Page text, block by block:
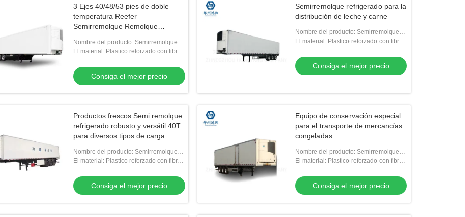
3 Ejes 40/48/53 pies de doble
temperatura Reefer
Semirremolque Remolque
Nombre del producto: Semirremolque
refrigerado
El material: Plastico reforzado con fibra
vidrio
Consiga el mejor precio
Semirremolque refrigerado para la
distribución de leche y carne
Nombre del producto: Semirremolque
refrigerado
El material: Plastico reforzado con fibra
vidrio
Consiga el mejor precio
Productos frescos Semi remolque
refrigerado robusto y versátil 40T
para diversos tipos de carga
Nombre del producto: Semirremolque
refrigerado
El material: Plastico reforzado con fibra
vidrio
Consiga el mejor precio
Equipo de conservación especial
para el transporte de mercancías
congeladas
Nombre del producto: Semirremolque
refrigerado
El material: Plastico reforzado con fibra
vidrio
Consiga el mejor precio